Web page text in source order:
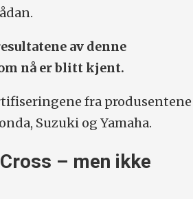
av denne
nå er blitt kjent.
fra produsentene
Suzuki og Yamaha.
– men ikke